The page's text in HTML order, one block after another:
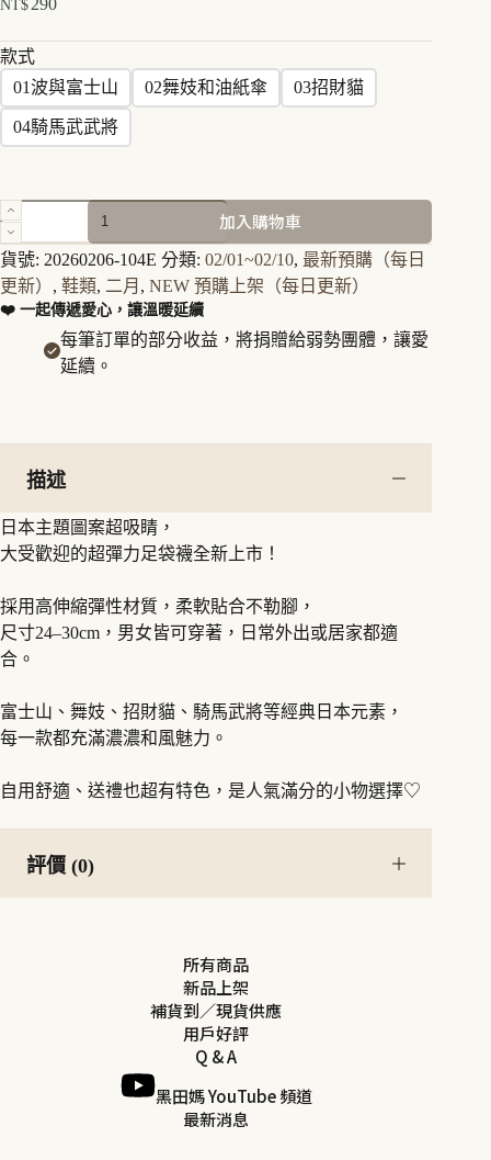
NT$
款式
01波與富士山
02舞妓和油紙傘 03招財貓
04騎馬武武將
超
彈
力
足
袋
案
子
數
量
加入購物車
貨號: 20260206-104E 分類: 02/01~02/10, 最新預購（每日
更新） , 鞋類, 二月 , NEW 預購上架（每日更新）
❤️ 一起傳遞愛心，讓溫暖延續
每筆訂單的部分收益，將捐贈給弱勢團體，讓愛
延續。
描述
日本主題圖案超吸睛，
大受歡迎的超彈力足袋襪全新上市！
採用高伸縮彈性材質，柔軟貼合不勒腳，
尺寸24–30cm，男女皆可穿著，日常外出或居家都適
合。
富士山、舞妓、招財貓、騎馬武將等經典日本元素，
每一款都充滿濃濃和風魅力。
自用舒適、送禮也超有特色，是人氣滿分的小物選擇♡
評價 (0)
所有商品
新品上架
補貨到／現貨供應
用戶好評
Q & A
黑田媽 YouTube 頻道
最新消息